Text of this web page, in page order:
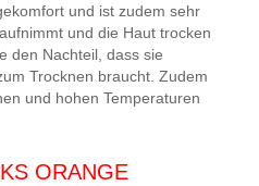
und ist zudem sehr
und die Haut trocken
den Nachteil, dass sie
Trocknen braucht. Zudem
und hohen Temperaturen
ORANGE